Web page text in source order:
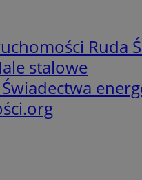
Ruda
stalowe